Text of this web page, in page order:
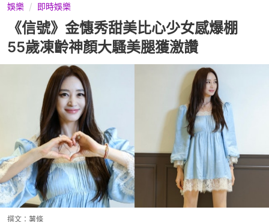
娛樂 即時娛樂
《信號》金憓秀甜美比心少女感爆棚
55歲凍齡神顏大騷美腿獲激讚
撰文： 薯條